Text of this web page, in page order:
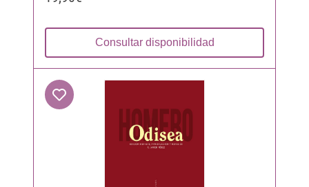
Consultar disponibilidad